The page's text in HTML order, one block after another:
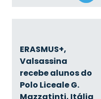
ERASMUS+,
Valsassina
recebe alunos do
Polo Liceale G.
Mazzatinti, Itália